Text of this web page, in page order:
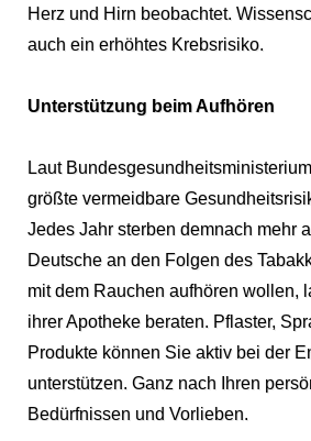
Herz und Hirn beobachtet.
auch ein erhöhtes Krebsrisiko.
Unterstützung beim Aufhören
Laut
größte vermeidbare
Jedes Jahr sterben demnach mehr
Deutsche an den Folgen des
mit dem Rauchen aufhören wollen,
ihrer Apotheke beraten. Pflaster,
Produkte können Sie aktiv bei der
unterstützen. Ganz nach Ihren
Bedürfnissen und Vorlieben.